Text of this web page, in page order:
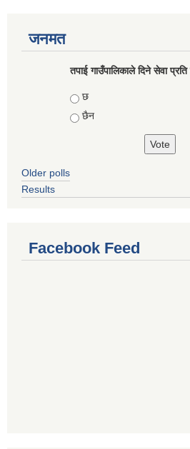
जनमत
तपाई गाउँपालिकाले दिने सेवा
Choices
छ
छैन
Older polls
Results
Facebook Feed